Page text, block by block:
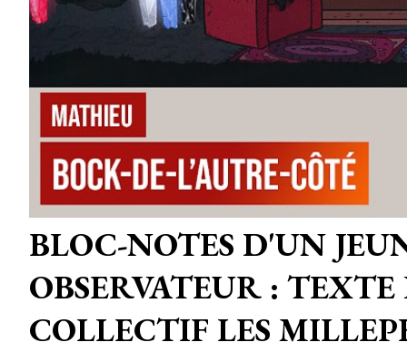
BLOC-NOTES D'UN
OBSERVATEUR :
COLLECTIF LES